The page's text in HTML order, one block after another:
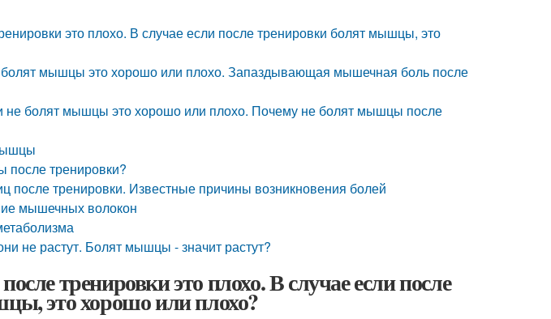
это плохо. В случае если после тренировки болят мышцы, это
болят мышцы это хорошо или плохо. Запаздывающая мышечная боль после
не болят мышцы это хорошо или плохо. Почему не болят мышцы после
тренировки?
тренировки. Известные причины возникновения болей
мышечных волокон
не растут. Болят мышцы - значит растут?
тренировки это плохо. В случае если после
это хорошо или плохо?